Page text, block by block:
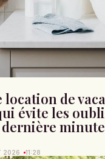
de
évite les
dernière minute
2026 11:28